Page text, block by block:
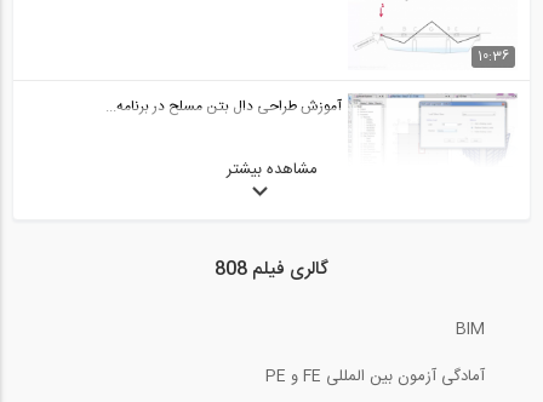
10:36
آموزش طراحی دال بتن مسلح در برنامه...
مشاهده بیشتر
گالری فیلم 808
BIM
آمادگی آزمون بین المللی FE و PE